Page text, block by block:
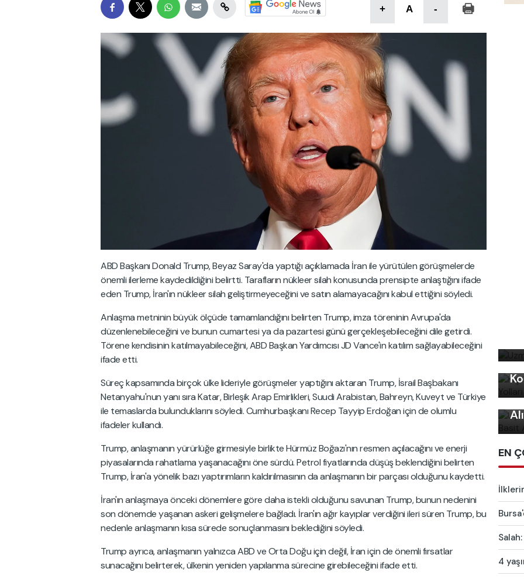
+ A -
ABD Başkanı Donald Trump, Beyaz Saray'da yaptığı açıklamada İran ile yürütülen görüşmelerde
önemli ilerleme kaydedildiğini belirtti. Tarafların nükleer silah konusunda prensipte anlaştığını ifade
eden Trump, İran'ın nükleer silah geliştirmeyeceğini ve satın alamayacağını kabul ettiğini söyledi.
Anlaşma metninin büyük ölçüde tamamlandığını belirten Trump, imza töreninin Avrupa'da
düzenlenebileceğini ve bunun cumartesi ya da pazartesi günü gerçekleşebileceğini dile getirdi.
Törene kendisinin katılmayabileceğini, ABD Başkan Yardımcısı JD Vance'in katılım sağlayabileceğini
ifade etti.
Süreç kapsamında birçok ülke lideriyle görüşmeler yaptığını aktaran Trump, İsrail Başbakanı
Netanyahu'nun yanı sıra Katar, Birleşik Arap Emirlikleri, Suudi Arabistan, Bahreyn, Kuveyt ve Türkiye
ile temaslarda bulunduklarını söyledi. Cumhurbaşkanı Recep Tayyip Erdoğan için de olumlu
ifadeler kullandı.
Trump, anlaşmanın yürürlüğe girmesiyle birlikte Hürmüz Boğazı'nın resmen açılacağını ve enerji
piyasalarında rahatlama yaşanacağını öne sürdü. Petrol fiyatlarında düşüş beklendiğini belirten
Trump, İran'a yönelik bazı yaptırımların kaldırılmasının da anlaşmanın bir parçası olduğunu kaydetti.
İran'ın anlaşmaya önceki dönemlere göre daha istekli olduğunu savunan Trump, bunun nedenini
son dönemde yaşanan askeri gelişmelere bağladı. İran'ın ağır kayıplar verdiğini ileri süren Trump, bu
nedenle anlaşmanın kısa sürede sonuçlanmasını beklediğini söyledi.
Trump ayrıca, anlaşmanın yalnızca ABD ve Orta Doğu için değil, İran için de önemli fırsatlar
sunacağını belirterek, ülkenin yeniden yapılanma sürecine girebileceğini ifade etti.
EN
4